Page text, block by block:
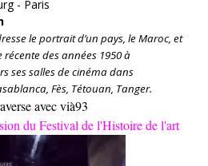
- Paris
le portrait d’un pays, le Maroc, et
des années 1950 à
ses salles de cinéma dans
Fès, Tétouan, Tanger.
avec vià93
du Festival de l'Histoire de l'art